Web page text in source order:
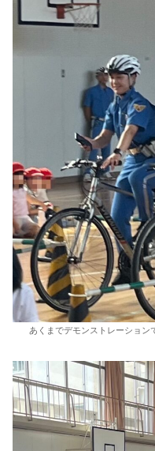
あくまでデモンストレーション